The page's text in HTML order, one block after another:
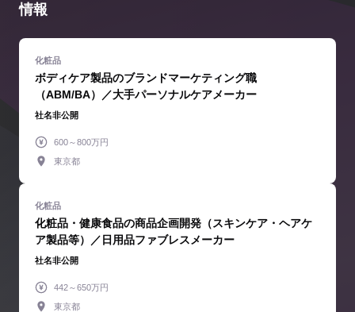
情報
ボディケア製品のブランドマーケティング職
（ABM/BA）／大手パーソナルケアメーカー
社名非公開
600～800万円
東京都
化粧品・健康食品の商品企画開発（スキンケア・ヘアケ
ア製品等）／日用品ファブレスメーカー
社名非公開
442～650万円
東京都